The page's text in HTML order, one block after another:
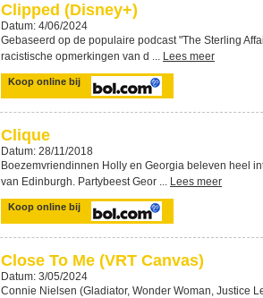
Clipped (Disney+)
Datum: 4/06/2024
Gebaseerd op de populaire podcast "The Sterling
racistische opmerkingen van d ... Lees meer
Koop online bij
Clique
Datum: 28/11/2018
Boezemvriendinnen Holly en Georgia beleven heel
van Edinburgh. Partybeest Geor ... Lees meer
Koop online bij
Close To Me (VRT Canvas)
Datum: 3/05/2024
Connie Nielsen (Gladiator, Wonder Woman, Justice